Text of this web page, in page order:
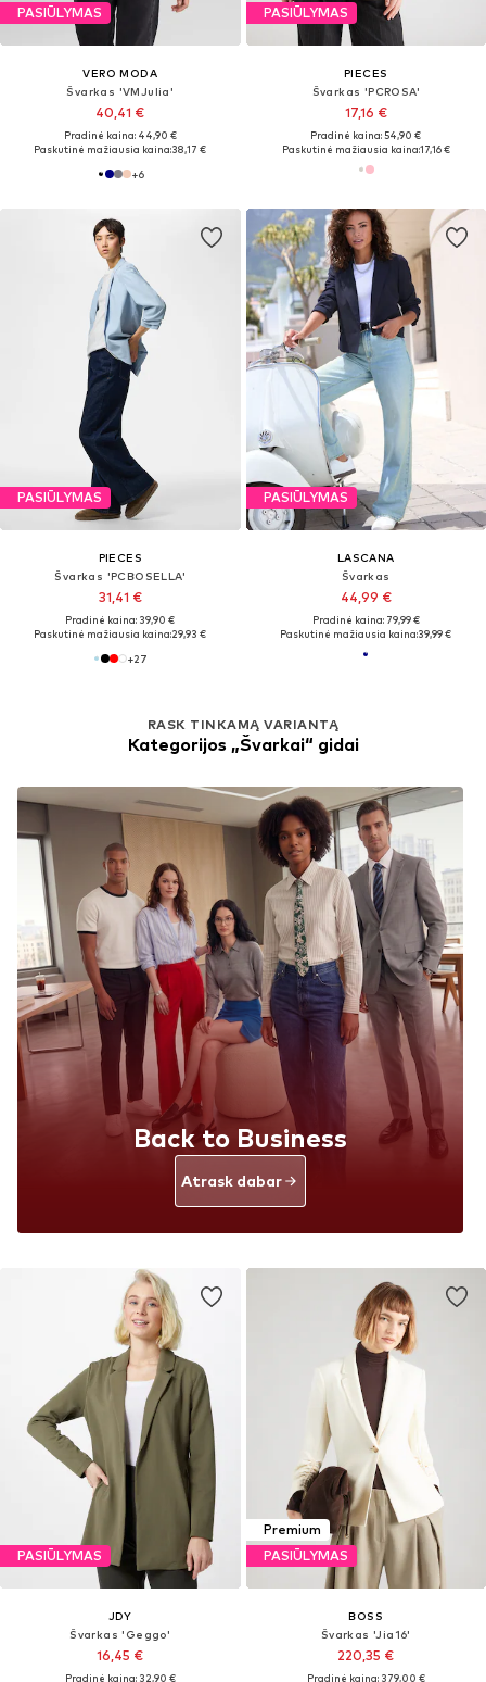
PASIŪLYMAS
VERO MODA
Švarkas 'VMJulia'
40,41 €
Pradinė kaina: 44,90 €
Paskutinė mažiausia kaina:38,17 €
+6
PASIŪLYMAS
PIECES
Švarkas 'PCROSA'
17,16 €
Pradinė kaina: 54,90 €
Paskutinė mažiausia kaina:17,16 €
PASIŪLYMAS
PIECES
Švarkas 'PCBOSELLA'
31,41 €
Pradinė kaina: 39,90 €
Paskutinė mažiausia kaina:29,93 €
+27
PASIŪLYMAS
LASCANA
Švarkas
44,99 €
Pradinė kaina: 79,99 €
Paskutinė mažiausia kaina:39,99 €
PASIŪLYMAS
JDY
Švarkas 'Geggo'
16,45 €
Pradinė kaina: 32,90 €
RASK TINKAMĄ VARIANTĄ
Kategorijos „Švarkai“ gidai
Back to Business
Atrask dabar
Premium
PASIŪLYMAS
BOSS
Švarkas 'Jia16'
220,35 €
Pradinė kaina: 379,00 €